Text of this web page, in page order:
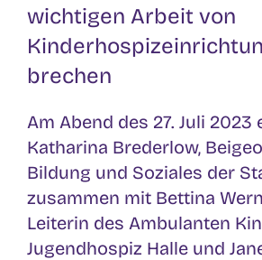
wichtigen Arbeit von
brechen
Am Abend des 27. Juli
Katharina Brederlow,
Bildung und Soziales der
zusammen mit Bettina
Leiterin des Ambulanten
Jugendhospiz Halle und